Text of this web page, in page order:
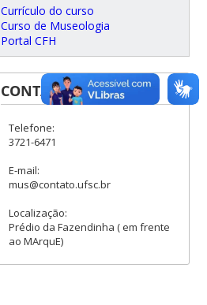
Currículo do curso
Curso de Museologia
Portal CFH
CONTATOS
Telefone:
3721-6471
E-mail:
mus@contato.ufsc.br
Localização:
Prédio da Fazendinha ( em frente
ao MArquE)